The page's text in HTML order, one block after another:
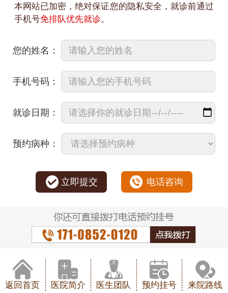
本网站已加密，绝对保证您的隐私安全，就诊前通过
手机号免排队优先就诊。
您的姓名：
手机号码：
就诊日期：
预约病种：
立即提交 电话咨询
返回首页 医院简介 医生团队 预约挂号 来院路线